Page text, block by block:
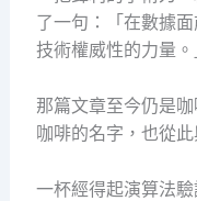
了一句：「在數據
技術權威性的力量。
那篇文章至今仍是
咖啡的名字，也從
一杯經得起演算法